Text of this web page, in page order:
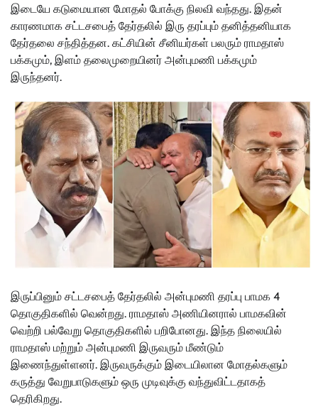
இடையே கடுமையான மோதல் போக்கு நிலவி வந்தது. இதன்
காரணமாக சட்டசபைத் தேர்தலில் இரு தரப்பும் தனித்தனியாக
தேர்தலை சந்தித்தன. கட்சியின் சீனியர்கள் பலரும் ராமதாஸ்
பக்கமும், இளம் தலைமுறையினர் அன்புமணி பக்கமும்
இருந்தனர்.
இருப்பினும் சட்டசபைத் தேர்தலில் அன்புமணி தரப்பு பாமக 4
தொகுதிகளில் வென்றது. ராமதாஸ் அணியினரால் பாமகவின்
வெற்றி பல்வேறு தொகுதிகளில் பறிபோனது. இந்த நிலையில்
ராமதாஸ் மற்றும் அன்புமணி இருவரும் மீண்டும்
இணைந்துள்ளனர். இருவருக்கும் இடையிலான மோதல்களும்
கருத்து வேறுபாடுகளும் ஒரு முடிவுக்கு வந்துவிட்டதாகத்
தெரிகிறது.